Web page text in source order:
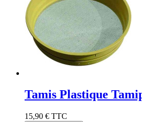
Tamis Plastique
15,90 € TTC